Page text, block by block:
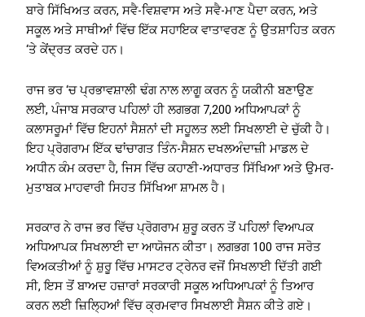
ਬਾਰੇ ਸਿੱਖਿਅਤ ਕਰਨ, ਸਵੈ-ਵਿਸ਼ਵਾਸ ਅਤੇ ਸਵੈ-ਮਾਣ ਪੈਦਾ ਕਰਨ, ਅਤੇ
ਸਕੂਲ ਅਤੇ ਸਾਥੀਆਂ ਵਿੱਚ ਇੱਕ ਸਹਾਇਕ ਵਾਤਾਵਰਣ ਨੂੰ ਉਤਸ਼ਾਹਿਤ ਕਰਨ
‘ਤੇ ਕੇਂਦ੍ਰਤ ਕਰਦੇ ਹਨ।
ਰਾਜ ਭਰ ‘ਚ ਪ੍ਰਭਾਵਸ਼ਾਲੀ ਢੰਗ ਨਾਲ ਲਾਗੂ ਕਰਨ ਨੂੰ ਯਕੀਨੀ ਬਣਾਉਣ
ਲਈ, ਪੰਜਾਬ ਸਰਕਾਰ ਪਹਿਲਾਂ ਹੀ ਲਗਭਗ 7,200 ਅਧਿਆਪਕਾਂ ਨੂੰ
ਕਲਾਸਰੂਮਾਂ ਵਿੱਚ ਇਹਨਾਂ ਸੈਸ਼ਨਾਂ ਦੀ ਸਹੂਲਤ ਲਈ ਸਿਖਲਾਈ ਦੇ ਚੁੱਕੀ ਹੈ।
ਇਹ ਪ੍ਰੋਗਰਾਮ ਇੱਕ ਢਾਂਚਾਗਤ ਤਿੰਨ-ਸੈਸ਼ਨ ਦਖਲਅੰਦਾਜ਼ੀ ਮਾਡਲ ਦੇ
ਅਧੀਨ ਕੰਮ ਕਰਦਾ ਹੈ, ਜਿਸ ਵਿੱਚ ਕਹਾਣੀ-ਅਧਾਰਤ ਸਿੱਖਿਆ ਅਤੇ ਉਮਰ-
ਮੁਤਾਬਕ ਮਾਹਵਾਰੀ ਸਿਹਤ ਸਿੱਖਿਆ ਸ਼ਾਮਲ ਹੈ।
ਸਰਕਾਰ ਨੇ ਰਾਜ ਭਰ ਵਿੱਚ ਪ੍ਰੋਗਰਾਮ ਸ਼ੁਰੂ ਕਰਨ ਤੋਂ ਪਹਿਲਾਂ ਵਿਆਪਕ
ਅਧਿਆਪਕ ਸਿਖਲਾਈ ਦਾ ਆਯੋਜਨ ਕੀਤਾ। ਲਗਭਗ 100 ਰਾਜ ਸਰੋਤ
ਵਿਅਕਤੀਆਂ ਨੂੰ ਸ਼ੁਰੂ ਵਿੱਚ ਮਾਸਟਰ ਟ੍ਰੇਨਰ ਵਜੋਂ ਸਿਖਲਾਈ ਦਿੱਤੀ ਗਈ
ਸੀ, ਇਸ ਤੋਂ ਬਾਅਦ ਹਜ਼ਾਰਾਂ ਸਰਕਾਰੀ ਸਕੂਲ ਅਧਿਆਪਕਾਂ ਨੂੰ ਤਿਆਰ
ਕਰਨ ਲਈ ਜ਼ਿਲ੍ਹਿਆਂ ਵਿੱਚ ਕ੍ਰਮਵਾਰ ਸਿਖਲਾਈ ਸੈਸ਼ਨ ਕੀਤੇ ਗਏ।